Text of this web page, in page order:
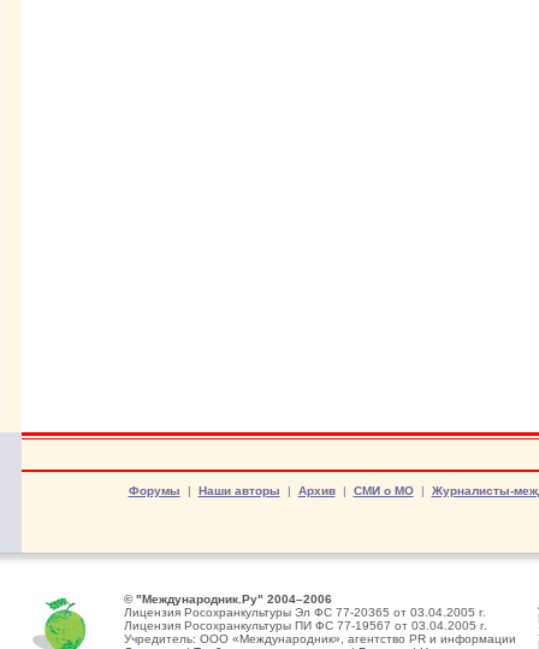
Форумы | Наши авторы | Архив| СМИ о МО| Журналисты-
© "Международник.Ру" 2004–2006
Лицензия Росохранкультуры Эл ФС 77-20365 от 03.04.2005 г.
Лицензия Росохранкультуры ПИ ФС 77-19567 от 03.04.2005 г.
Учредитель: ООО «Международник», агентство PR и информации